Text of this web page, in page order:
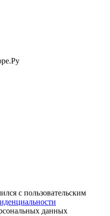
с пользовательским
данных